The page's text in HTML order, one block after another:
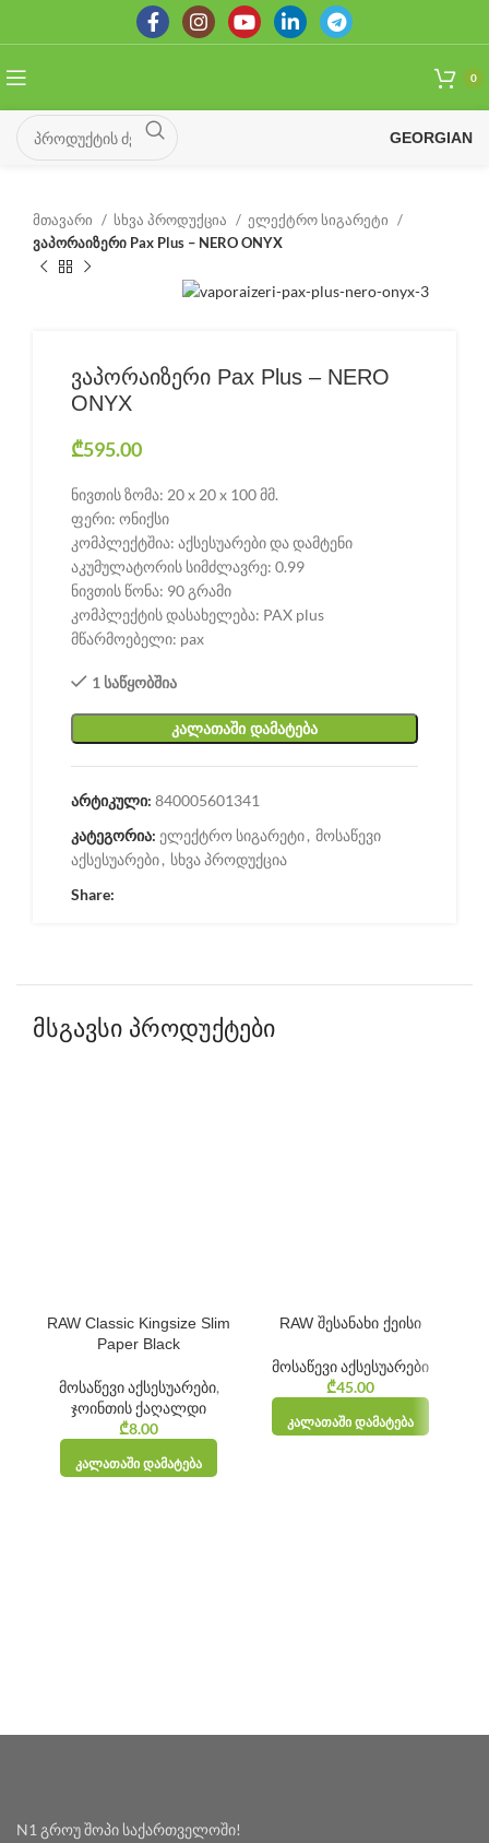
0
GEORGIAN
მთავარი სხვა პროდუქცია
ელექტრო სიგარეტი
ვაპორაიზერი Pax Plus – NERO ONYX
ვაპორაიზერი Pax Plus – NERO
ONYX
₾595.00
ნივთის ზომა: 20 x 20 x 100 მმ.
ფერი: ონიქსი
კომპლექტშია: აქსესუარები და დამტენი
აკუმულატორის სიმძლავრე: 0.99
ნივთის წონა: 90 გრამი
კომპლექტის დასახელება: PAX plus
მწარმოებელი: pax
1 საწყობშია
ᲙᲐᲚᲐᲗᲐᲨᲘ ᲓᲐᲛᲐᲢᲔᲑᲐ
არტიკული: 840005601341
კატეგორია: ელექტრო სიგარეტი, მოსაწევი
აქსესუარები, სხვა პროდუქცია
Share:
მსგავსი პროდუქტები
RAW Classic Kingsize Slim
Paper Black
მოსაწევი აქსესუარები,
ჯოინთის ქაღალდი
₾8.00
ᲙᲐᲚᲐᲗᲐᲨᲘ ᲓᲐᲛᲐᲢᲔᲑᲐ
RAW შესანახი ქეისი
მოსაწევი აქსესუარები
₾45.00
ᲙᲐᲚᲐᲗᲐᲨᲘ ᲓᲐᲛᲐᲢᲔᲑᲐ
N1 გროუ შოპი საქართველოში!